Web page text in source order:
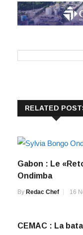
RELATED
Gabon : Le
Ondimba
By Redac Chef 16
CEMAC : La